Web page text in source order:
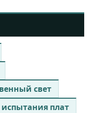
свет
испытания плат